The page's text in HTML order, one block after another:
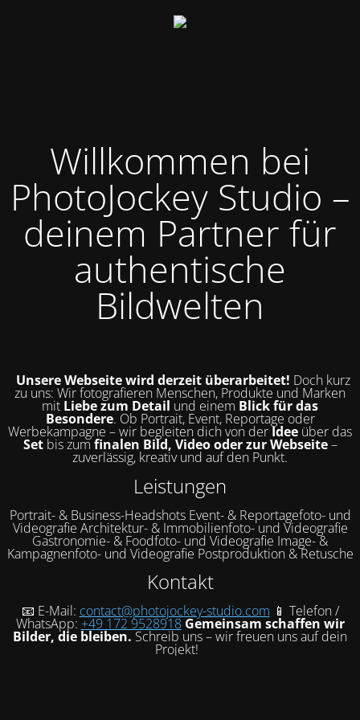
Willkommen bei
PhotoJockey Studio –
deinem Partner für
authentische
Bildwelten
Unsere Webseite wird derzeit überarbeitet! Doch kurz
zu uns: Wir fotografieren Menschen, Produkte und Marken
mit Liebe zum Detail und einem Blick für das
Besondere. Ob Portrait, Event, Reportage oder
Werbekampagne – wir begleiten dich von derIdee über das
Setbis zumfinalen Bild, Video oder zur Webseite–
zuverlässig, kreativ und auf den Punkt.
Leistungen
Portrait- & Business-Headshots Event- & Reportagefoto- und
Videografie Architektur- & Immobilienfoto- und Videografie
Gastronomie- & Foodfoto- und Videografie Image- &
Kampagnenfoto- und Videografie Postproduktion & Retusche
Kontakt
📧 E-Mail: contact@photojockey-studio.com 📱 Telefon /
WhatsApp: +49 172 9528918 Gemeinsam schaffen wir
Bilder, die bleiben. Schreib uns – wir freuen uns auf dein
Projekt!